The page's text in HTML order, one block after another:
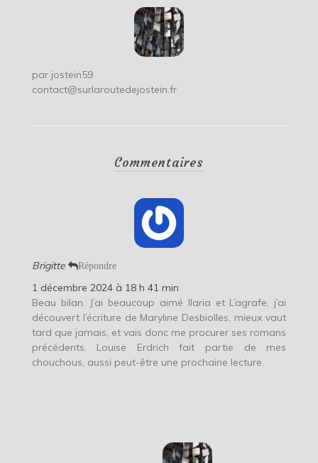
par jostein59
contact@surlaroutedejostein.fr
Commentaires
Brigitte Répondre
1 décembre 2024 à 18 h 41 min
Beau bilan. J’ai beaucoup aimé Ilaria et L’agrafe, j’ai
découvert l’écriture de Maryline Desbiolles, mieux vaut
tard que jamais, et vais donc me procurer ses romans
précédents. Louise Erdrich fait partie de mes
chouchous, aussi peut-être une prochaine lecture.